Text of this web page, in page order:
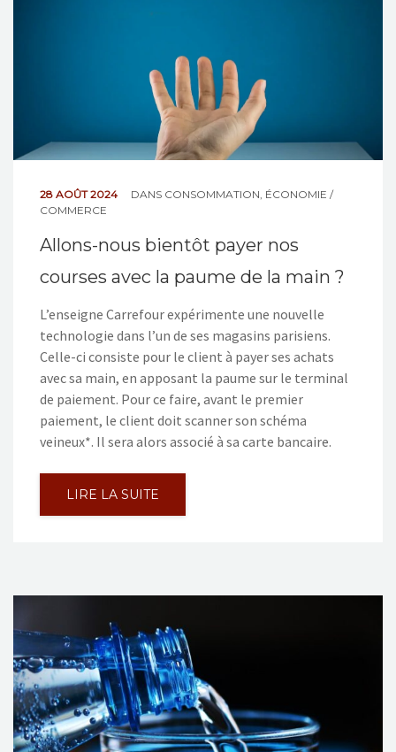
28 AOÛT 2024 DANS CONSOMMATION ÉCONOMIE /
COMMERCE
Allons-nous bientôt payer nos
courses avec la paume de la main ?
L’enseigne Carrefour expérimente une nouvelle
technologie dans l’un de ses magasins parisiens.
Celle-ci consiste pour le client à payer ses achats
avec sa main, en apposant la paume sur le terminal
de paiement. Pour ce faire, avant le premier
paiement, le client doit scanner son schéma
veineux*. Il sera alors associé à sa carte bancaire.
LIRE LA SUITE